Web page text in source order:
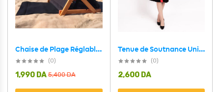
Chaise de Plage Réglable en 3 Positions Avec Poche Arrière
(0)
5,400DA
1,990 DA
Tenue de Soutnance Unisexe Taille Standard avec Echarppe Rouge
(0)
2,600 DA